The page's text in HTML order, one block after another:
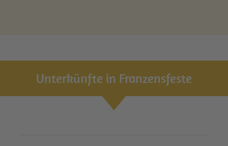
Unterkünfte in Franzensfeste